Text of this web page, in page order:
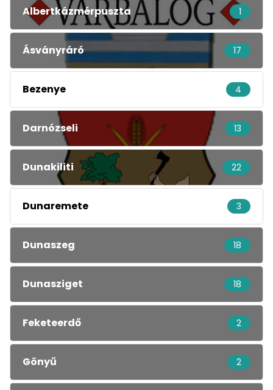
Albertkázmérpuszta 1
Ásványráró 17
Bezenye 4
Darnózseli 13
Dunakiliti 22
Dunaremete 3
Dunaszeg 18
Dunasziget 18
Feketeerdő 2
Gönyű 2